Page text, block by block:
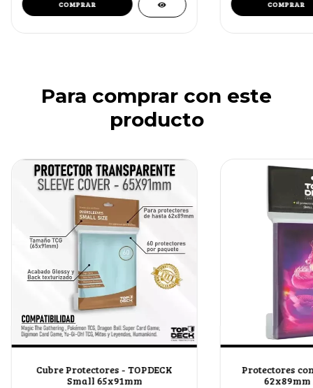
Para comprar con este
producto
Cubre Protectores - TOPDECK
Small 65x91mm
Protectores